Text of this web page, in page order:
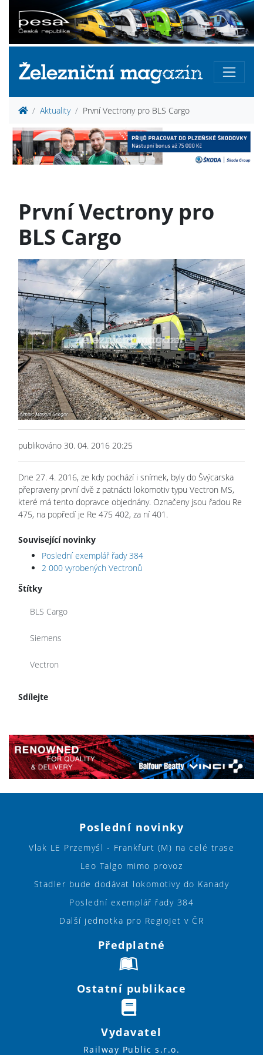
Aktuality První Vectrony pro BLS Cargo
První Vectrony pro
BLS Cargo
publikováno 30. 04. 2016 20:25
Dne 27. 4. 2016, ze kdy pochází i snímek, byly do Švýcarska
přepraveny první dvě z patnácti lokomotiv typu Vectron MS,
které má tento dopravce objednány. Označeny jsou řadou Re
475, na popředí je Re 475 402, za ní 401.
Související novinky
Poslední exemplář řady 384
2 000 vyrobených Vectronů
Štítky
BLS Cargo
Siemens
Vectron
Sdílejte
Poslední novinky
Vlak LE Przemyśl - Frankfurt (M) na celé trase
Leo Talgo mimo provoz
Stadler bude dodávat lokomotivy do Kanady
Poslední exemplář řady 384
Další jednotka pro RegioJet v ČR
Předplatné
Ostatní publikace
Vydavatel
Railway Public s.r.o.